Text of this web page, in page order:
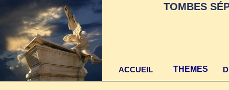
ACCUEIL THEMES
TOMBES